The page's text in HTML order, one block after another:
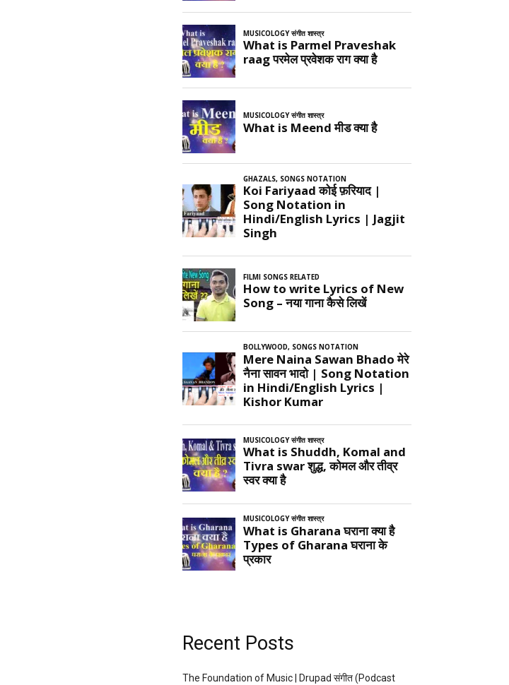
Recent Posts
The Foundation of Music | Drupad संगीत (Podcast